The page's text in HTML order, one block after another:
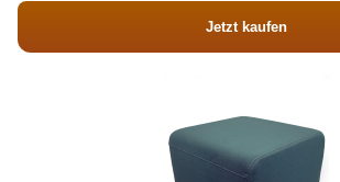
Jetzt kaufen